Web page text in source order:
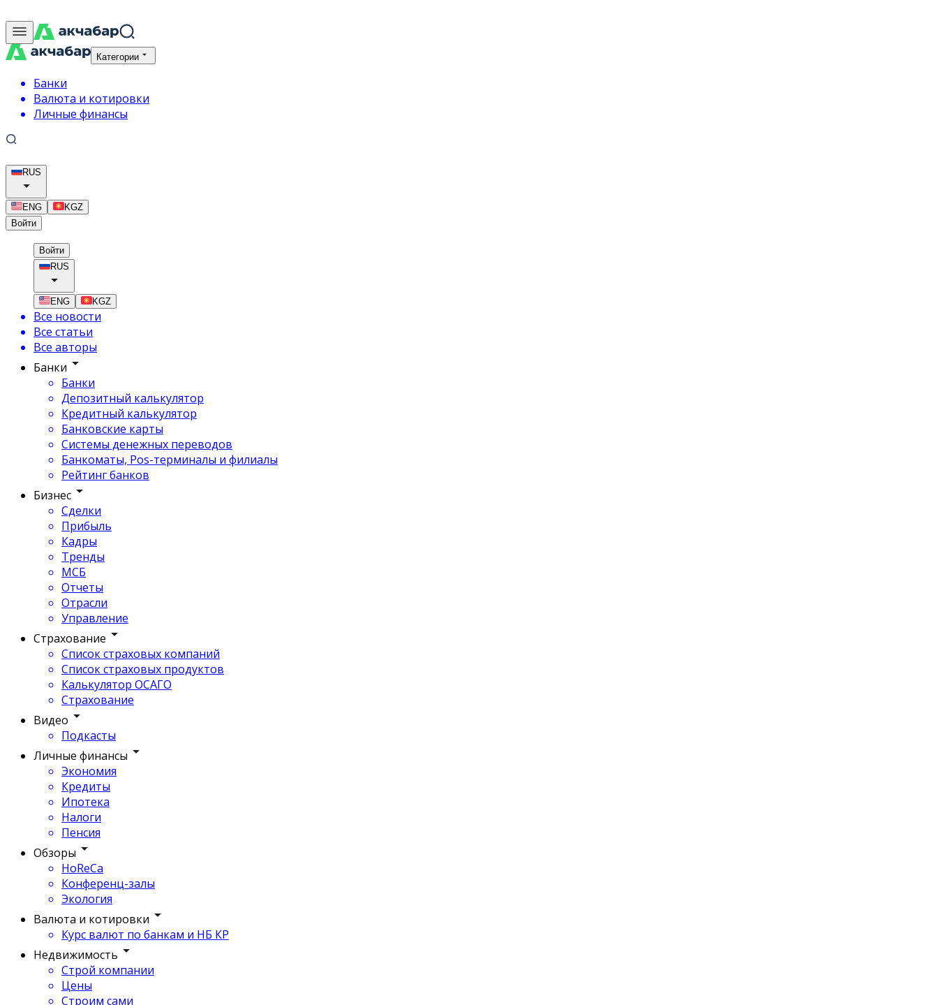
Категории
Банки
Валюта и котировки
Личные финансы
RUS
ENG
KGZ
Войти
Войти
RUS
ENG KGZ
Все новости
Все статьи
Все авторы
Банки
Банки
Депозитный калькулятор
Кредитный калькулятор
Банковские карты
Системы денежных переводов
Банкоматы, Pos-терминалы и филиалы
Рейтинг банков
Бизнес
Сделки
Прибыль
Кадры
Тренды
МСБ
Отчеты
Отрасли
Управление
Страхование
Список страховых компаний
Список страховых продуктов
Калькулятор ОСАГО
Страхование
Видео
Подкасты
Личные финансы
Экономия
Кредиты
Ипотека
Налоги
Пенсия
Обзоры
HoReCa
Конференц-залы
Экология
Валюта и котировки
Курс валют по банкам и НБ КР
Недвижимость
Строй компании
Цены
Строим сами